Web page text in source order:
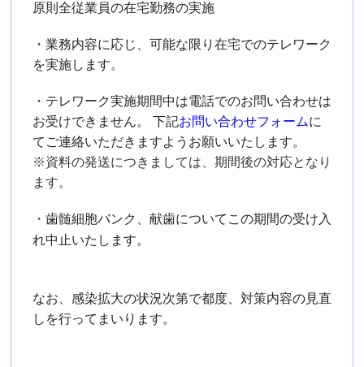
原則全従業員の在宅勤務の実施
・業務内容に応じ、可能な限り在宅でのテレワーク
を実施します。
・テレワーク実施期間中は電話でのお問い合わせは
お受けできません。 下記お問い合わせフォームに
てご連絡いただきますようお願いいたします。
※資料の発送につきましては、期間後の対応となり
ます。
・ 歯髄細胞バンク、献歯についてこの期間の受け入
れ中止いたします。
なお、感染拡大の状況次第で都度、対策内容の見直
しを行ってまいります。